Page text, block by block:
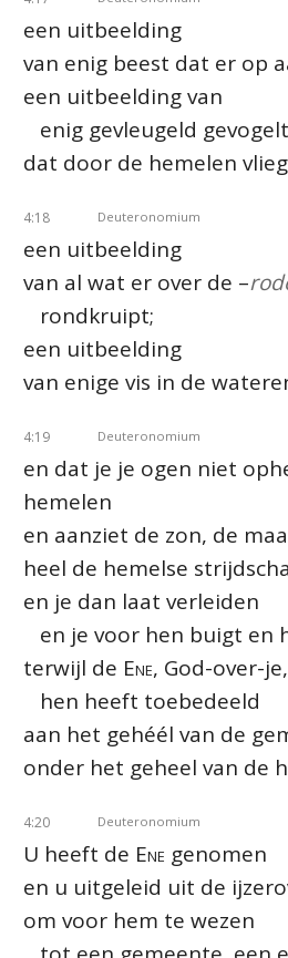
een uitbeelding
van enig beest dat er op
een uitbeelding van
enig gevleugeld
dat door de hemelen
4:18 Deuteronomium
een uitbeelding
van al wat er over de –
rondkruipt;
een uitbeelding
van enige vis in de
4:19 Deuteronomium
en dat je je ogen niet
hemelen
en aanziet de zon, de
heel de hemelse
en je dan laat verleiden
en je voor hen buigt en
terwijl de Ene, God-over-je,
hen heeft toebedeeld
aan het gehéél van de
onder het geheel van de
4:20 Deuteronomium
U heeft de Ene genomen
en u uitgeleid uit de
om voor hem te wezen